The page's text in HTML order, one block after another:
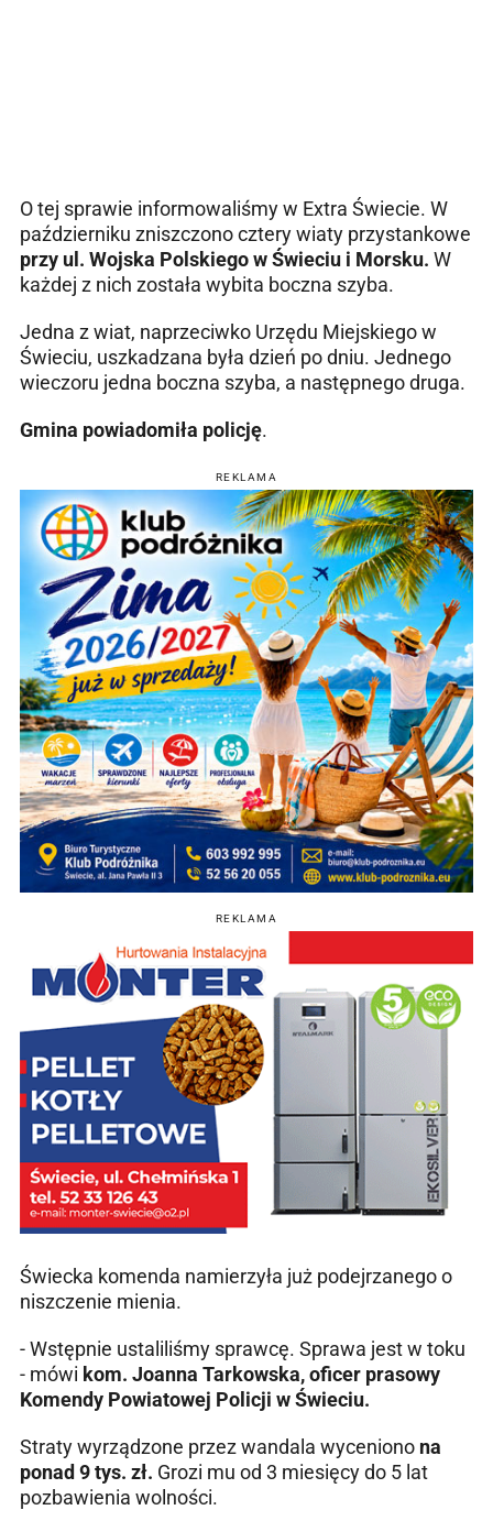
O tej sprawie informowaliśmy w Extra Świecie. W
październiku zniszczono cztery wiaty przystankowe
przy ul. Wojska Polskiego w Świeciu i Morsku. W
każdej z nich została wybita boczna szyba.
Jedna z wiat, naprzeciwko Urzędu Miejskiego w
Świeciu, uszkadzana była dzień po dniu. Jednego
wieczoru jedna boczna szyba, a następnego druga.
Gmina powiadomiła policję.
REKLAMA
REKLAMA
Świecka komenda namierzyła już podejrzanego o
niszczenie mienia.
- Wstępnie ustaliliśmy sprawcę. Sprawa jest w toku
- mówi kom. Joanna Tarkowska, oficer prasowy
Komendy Powiatowej Policji w Świeciu.
Straty wyrządzone przez wandala wyceniono na
ponad 9 tys. zł. Grozi mu od 3 miesięcy do 5 lat
pozbawienia wolności.